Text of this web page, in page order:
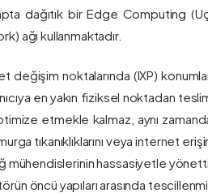
dağıtık bir Edge Computing
ağı kullanmaktadır.
değişim noktalarında (IXP)
en yakın fiziksel noktadan
etmekle kalmaz, aynı
tıkanıklıklarını veya internet
hassasiyetle
öncü yapıları arasında